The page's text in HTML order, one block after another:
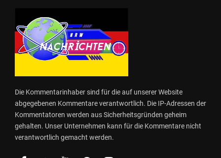
Die Kommentarinhaber sind für die auf unserer Website
abgegebenen Kommentare verantwortlich. Die IP-Adressen der
Kommentatoren werden aus Sicherheitsgründen geheim
gehalten. Unser Unternehmen kann für die Kommentare nicht
verantwortlich gemacht werden.